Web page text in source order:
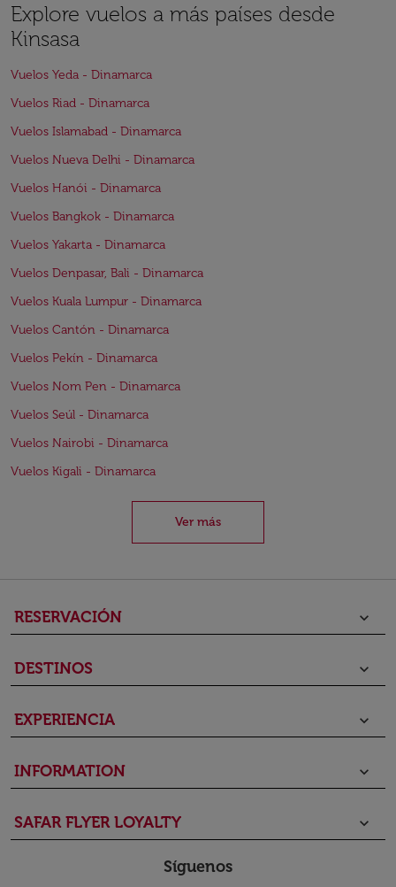
Explore vuelos a más países desde
Kinsasa
Vuelos Yeda - Dinamarca
Vuelos Riad - Dinamarca
Vuelos Islamabad - Dinamarca
Vuelos Nueva Delhi - Dinamarca
Vuelos Hanói - Dinamarca
Vuelos Bangkok - Dinamarca
Vuelos Yakarta - Dinamarca
Vuelos Denpasar, Bali - Dinamarca
Vuelos Kuala Lumpur - Dinamarca
Vuelos Cantón - Dinamarca
Vuelos Pekín - Dinamarca
Vuelos Nom Pen - Dinamarca
Vuelos Seúl - Dinamarca
Vuelos Nairobi - Dinamarca
Vuelos Kigali - Dinamarca
Ver más
RESERVACIÓN keyboard_arrow_down
DESTINOS keyboard_arrow_down
EXPERIENCIA keyboard_arrow_down
INFORMATION keyboard_arrow_down
SAFAR FLYER LOYALTY keyboard_arrow_down
Síguenos